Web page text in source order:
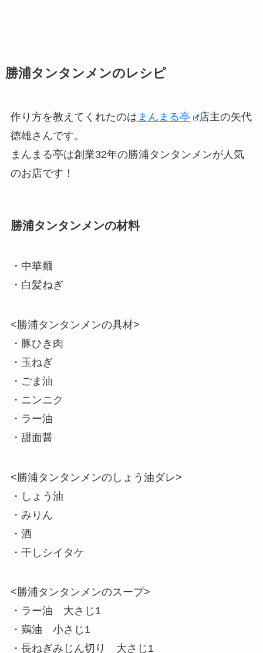
勝浦タンタンメンのレシピ
作り方を教えてくれたのは まんまる亭
店主の矢代
徳雄さんです。
まんまる亭は創業32年の勝浦タンタンメンが人気
のお店です！
勝浦タンタンメンの材料
・中華麺
・白髪ねぎ
<勝浦タンタンメンの具材>
・豚ひき肉
・玉ねぎ
・ごま油
・ニンニク
・ラー油
・甜面醤
<勝浦タンタンメンのしょう油ダレ>
・しょう油
・みりん
・酒
・干しシイタケ
<勝浦タンタンメンのスープ>
・ラー油 大さじ1
・鶏油 小さじ1
・長ねぎみじん切り 大さじ1